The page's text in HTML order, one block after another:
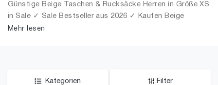
Schuhe
Günstige Beige Taschen & Rucksäcke Herren in Größe XS
in Sale ✓ Sale Bestseller aus 2026 ✓ Kaufen Beige
Taschen & Rucksäcke für Männer in Größe XS in Sale!
Mehr lesen
Kategorien Filter